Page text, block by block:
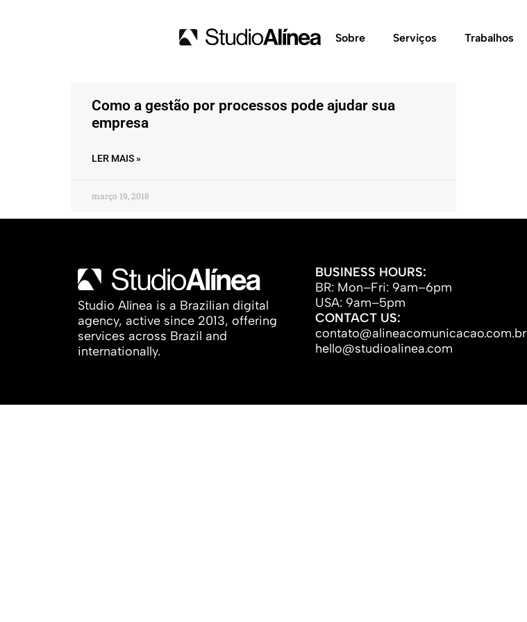
Sobre Serviços Trabalhos
Como a gestão por processos pode ajudar sua
empresa
LER MAIS »
março 19, 2018
Studio Alínea is a Brazilian digital
agency, active since 2013, offering
services across Brazil and
internationally.
BUSINESS HOURS:
BR: Mon–Fri: 9am–6pm
USA: 9am–5pm
CONTACT US:
contato@alineacomunicacao.com.br
hello@studioalinea.com